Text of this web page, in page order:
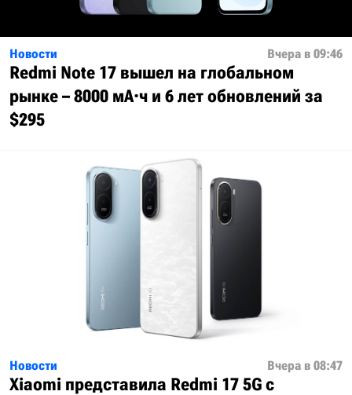
Новости Вчера в 09:46
Redmi Note 17 вышел на глобальном
рынке – 8000 мА·ч и 6 лет обновлений за
$295
Новости Вчера в 08:47
Xiaomi представила Redmi 17 5G с